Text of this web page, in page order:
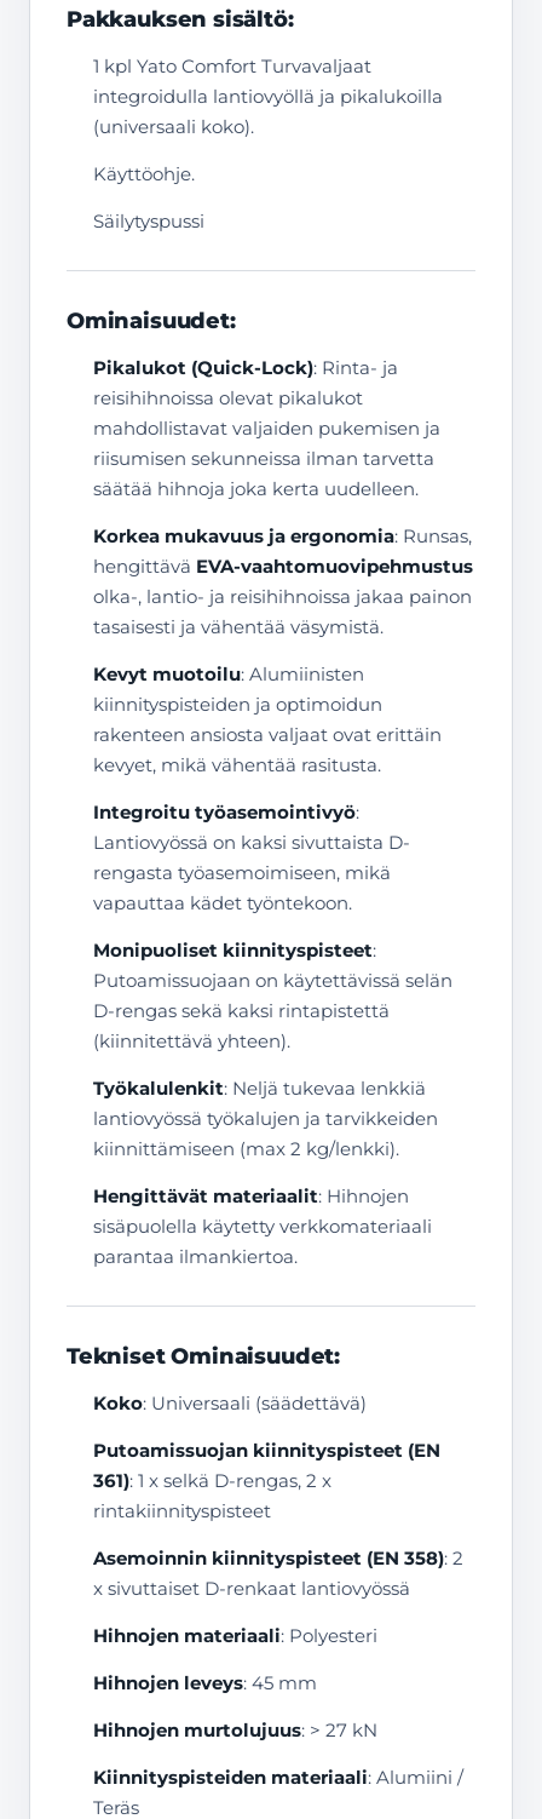
Pakkauksen sisältö:
1 kpl Yato Comfort Turvavaljaat
integroidulla lantiovyöllä ja pikalukoilla
(universaali koko).
Käyttöohje.
Säilytyspussi
Ominaisuudet:
Pikalukot (Quick-Lock): Rinta- ja
reisihihnoissa olevat pikalukot
mahdollistavat valjaiden pukemisen ja
riisumisen sekunneissa ilman tarvetta
säätää hihnoja joka kerta uudelleen.
Korkea mukavuus ja ergonomia: Runsas,
hengittävä EVA-vaahtomuovipehmustus
olka-, lantio- ja reisihihnoissa jakaa painon
tasaisesti ja vähentää väsymistä.
Kevyt muotoilu: Alumiinisten
kiinnityspisteiden ja optimoidun
rakenteen ansiosta valjaat ovat erittäin
kevyet, mikä vähentää rasitusta.
Integroitu työasemointivyö:
Lantiovyössä on kaksi sivuttaista D-
rengasta työasemoimiseen, mikä
vapauttaa kädet työntekoon.
Monipuoliset kiinnityspisteet:
Putoamissuojaan on käytettävissä selän
D-rengas sekä kaksi rintapistettä
(kiinnitettävä yhteen).
Työkalulenkit: Neljä tukevaa lenkkiä
lantiovyössä työkalujen ja tarvikkeiden
kiinnittämiseen (max 2 kg/lenkki).
Hengittävät materiaalit: Hihnojen
sisäpuolella käytetty verkkomateriaali
parantaa ilmankiertoa.
Tekniset Ominaisuudet:
Koko: Universaali (säädettävä)
Putoamissuojan kiinnityspisteet (EN
361): 1 x selkä D-rengas, 2 x
rintakiinnityspisteet
Asemoinnin kiinnityspisteet (EN 358): 2
x sivuttaiset D-renkaat lantiovyössä
Hihnojen materiaali: Polyesteri
Hihnojen leveys: 45 mm
Hihnojen murtolujuus: > 27 kN
Kiinnityspisteiden materiaali: Alumiini /
Teräs